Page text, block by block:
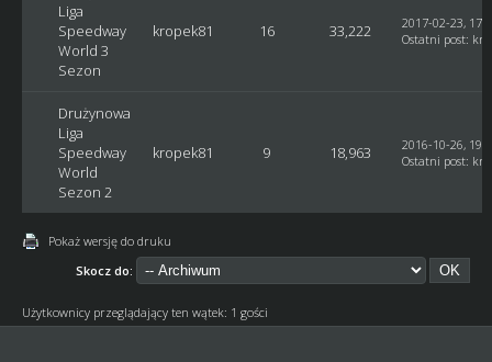
Liga
Speedway
World 3
Sezon
kropek81 16 33,222
2017-02-23,
Ostatni post:
Drużynowa
Liga
Speedway
World
Sezon 2
kropek81 9 18,963
2016-10-26,
Ostatni post:
Pokaż wersję do druku
Skocz do:
Użytkownicy przeglądający ten wątek: 1 gości